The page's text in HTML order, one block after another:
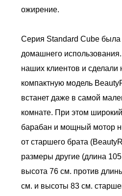
ожирение.
Серия Standard Cube была
домашнего
наших клиентов и сделали
компактную модель
встанет даже в самой
комнате. При этом
барабан и мощный мотор
от старшего брата
размеры другие (длина
высота 76 см. против
см. и высоты 83 см.